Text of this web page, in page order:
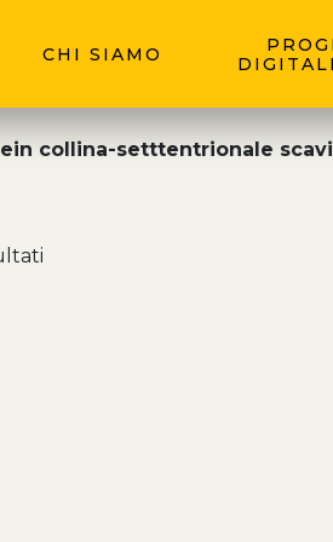
CHI SIAMO
collina-setttentrionale